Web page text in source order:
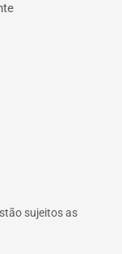
sujeitos as